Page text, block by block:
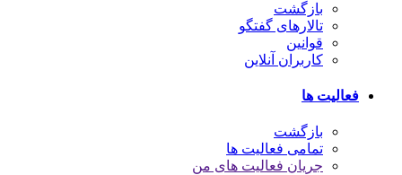
بازگشت
تالارهای گفتگو
قوانین
کاربران آنلاین
فعالیت ها
بازگشت
تمامی فعالیت ها
جریان فعالیت های من